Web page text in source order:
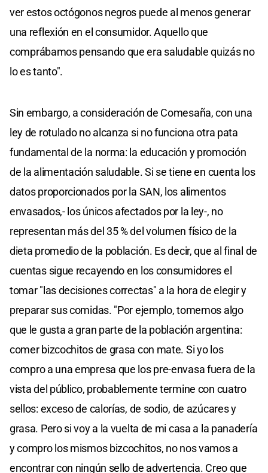
ver estos octógonos negros puede al menos generar
una reflexión en el consumidor. Aquello que
comprábamos pensando que era saludable quizás no
lo es tanto".
Sin embargo, a consideración de Comesaña, con una
ley de rotulado no alcanza si no funciona otra pata
fundamental de la norma: la educación y promoción
de la alimentación saludable. Si se tiene en cuenta los
datos proporcionados por la SAN, los alimentos
envasados,- los únicos afectados por la ley-, no
representan más del 35 % del volumen físico de la
dieta promedio de la población. Es decir, que al final de
cuentas sigue recayendo en los consumidores el
tomar "las decisiones correctas" a la hora de elegir y
preparar sus comidas. "Por ejemplo, tomemos algo
que le gusta a gran parte de la población argentina:
comer bizcochitos de grasa con mate. Si yo los
compro a una empresa que los pre-envasa fuera de la
vista del público, probablemente termine con cuatro
sellos: exceso de calorías, de sodio, de azúcares y
grasa. Pero si voy a la vuelta de mi casa a la panadería
y compro los mismos bizcochitos, no nos vamos a
encontrar con ningún sello de advertencia. Creo que